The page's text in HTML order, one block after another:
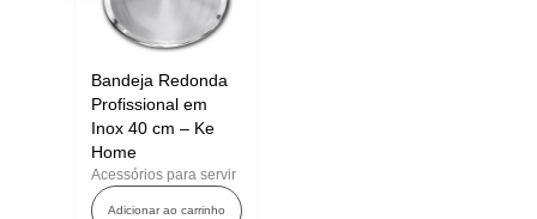
Bandeja Redonda
Profissional em
Inox 40 cm – Ke
Home
Acessórios para servir
Adicionar ao carrinho